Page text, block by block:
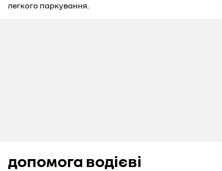
легкого паркування.
допомога водієві